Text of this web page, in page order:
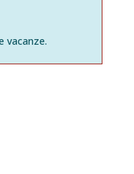
vacanze.